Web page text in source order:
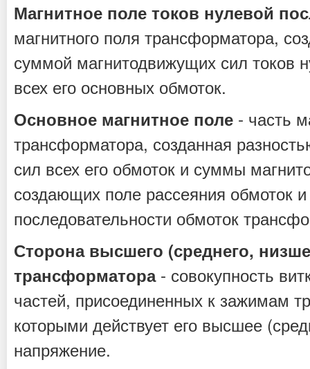
Магнитное поле токов нулевой
магнитного поля трансформатора,
суммой магнитодвижущих сил токов
всех его основных обмоток.
Основное магнитное поле - часть
трансформатора, созданная
сил всех его обмоток и суммы
создающих поле рассеяния обмоток
последовательности обмоток
Сторона высшего (среднего,
трансформатора- совокупность
частей, присоединенных к зажимам
которыми действует его высшее
напряжение.